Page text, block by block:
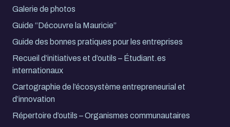
Galerie de photos
Guide “Découvre la Mauricie”
Guide des bonnes pratiques pour les entreprises
Recueil d’initiatives et d’outils – Étudiant.es
internationaux
Cartographie de l’écosystème entrepreneurial et
d’innovation
Répertoire d’outils – Organismes communautaires